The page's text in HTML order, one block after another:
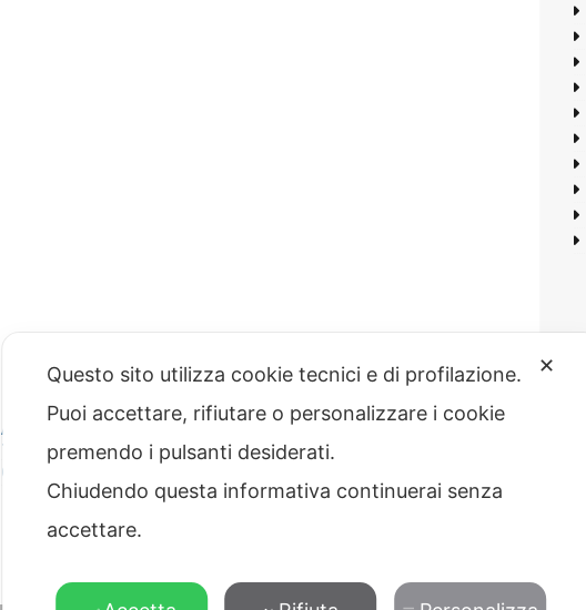
Amministrazione
trasparente
Codice etico
Cookie policy
✕
Questo sito utilizza cookie tecnici e di profilazione.
Puoi accettare, rifiutare o personalizzare i cookie
premendo i pulsanti desiderati.
Chiudendo questa informativa continuerai senza
accettare.